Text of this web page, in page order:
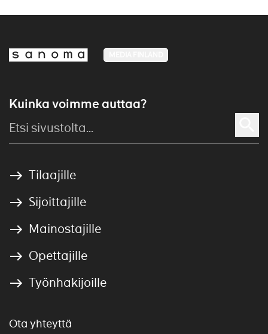
Kuinka voimme auttaa?
Tilaajille
Sijoittajille
Mainostajille
Opettajille
Työnhakijoille
Ota yhteyttä